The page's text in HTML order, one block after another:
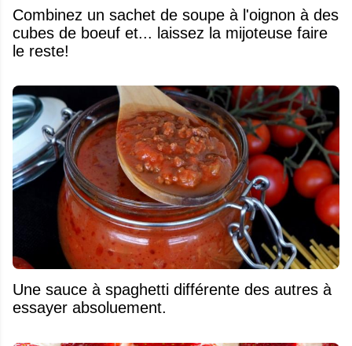
Combinez un sachet de soupe à l'oignon à des
cubes de boeuf et... laissez la mijoteuse faire
le reste!
Une sauce à spaghetti différente des autres à
essayer absoluement.